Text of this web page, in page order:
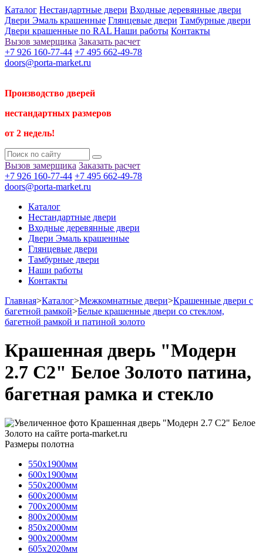
Каталог Нестандартные двери Входные деревянные двери
Двери Эмаль крашенные Глянцевые двери Тамбурные двери
Двери крашенные по RAL Наши работы Контакты
Вызов замерщика Заказать расчет
+7 926 160-77-44 +7 495 662-49-78
doors@porta-market.ru
Производство дверей
нестандартных размеров
от 2 недель!
Вызов замерщика Заказать расчет
+7 926 160-77-44 +7 495 662-49-78
doors@porta-market.ru
Каталог
Нестандартные двери
Входные деревянные двери
Двери Эмаль крашенные
Глянцевые двери
Тамбурные двери
Наши работы
Контакты
Главная>Каталог>Межкомнатные двери>Крашенные двери с
багетной рамкой>Белые крашенные двери со стеклом,
багетной рамкой и патиной золото
Крашенная дверь "Модерн
2.7 С2" Белое Золото патина,
багетная рамка и стекло
Размеры полотна
550х1900мм
600х1900мм
550х2000мм
600х2000мм
700х2000мм
800х2000мм
850х2000мм
900х2000мм
605х2020мм